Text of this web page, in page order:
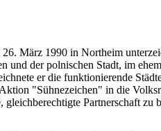
März 1990 in Northeim
und der polnischen Stadt, im
er die funktionierende
"Sühnezeichen" in die
Partnerschaft zu